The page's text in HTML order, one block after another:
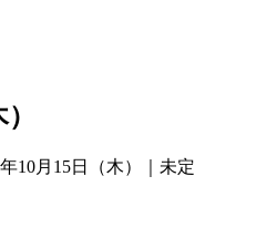
10月15日（木）｜未定